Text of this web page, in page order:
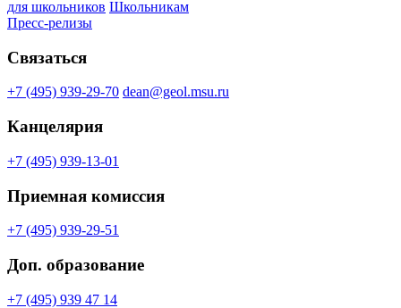
для школьников Школьникам
Пресс-релизы
Связаться
+7 (495) 939-29-70 dean@geol.msu.ru
Канцелярия
+7 (495) 939-13-01
Приемная комиссия
+7 (495) 939-29-51
Доп. образование
+7 (495) 939 47 14